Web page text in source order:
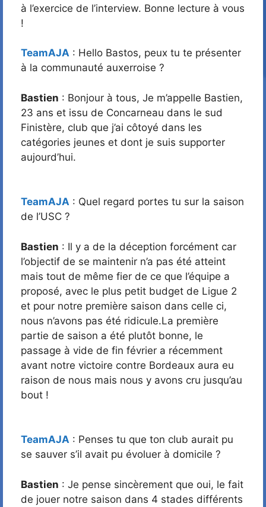
à l’exercice de l’interview. Bonne lecture à vous
!
TeamAJA : Hello Bastos, peux tu te présenter
à la communauté auxerroise ?
Bastien : Bonjour à tous, Je m’appelle Bastien,
23 ans et issu de Concarneau dans le sud
Finistère, club que j’ai côtoyé dans les
catégories jeunes et dont je suis supporter
aujourd’hui.
TeamAJA : Quel regard portes tu sur la saison
de l’USC ?
Bastien : Il y a de la déception forcément car
l’objectif de se maintenir n’a pas été atteint
mais tout de même fier de ce que l’équipe a
proposé, avec le plus petit budget de Ligue 2
et pour notre première saison dans celle ci,
nous n’avons pas été ridicule.La première
partie de saison a été plutôt bonne, le
passage à vide de fin février a récemment
avant notre victoire contre Bordeaux aura eu
raison de nous mais nous y avons cru jusqu’au
bout !
TeamAJA : Penses tu que ton club aurait pu
se sauver s’il avait pu évoluer à domicile ?
Bastien : Je pense sincèrement que oui, le fait
de jouer notre saison dans 4 stades différents